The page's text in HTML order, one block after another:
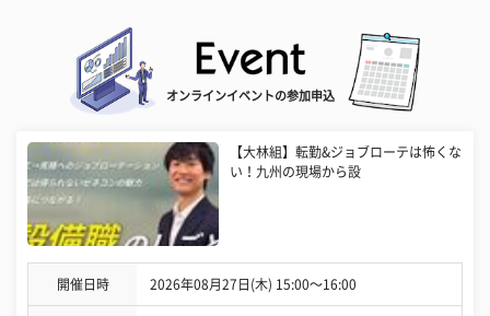
オンラインイベントの参加申込
【大林組】転勤&ジョブローテは怖くな
い！九州の現場から設
開催日時 2026年08月27日(木) 15:00〜16:00